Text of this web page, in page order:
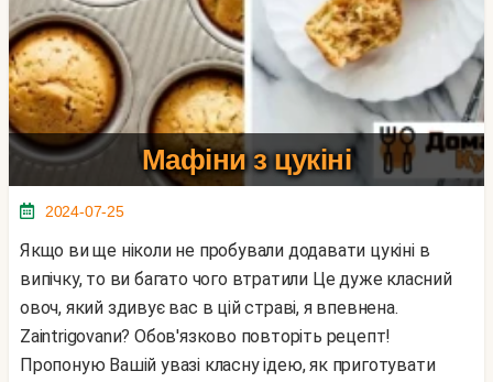
Мафіни з цукіні
2024-07-25
Якщо ви ще ніколи не пробували додавати цукіні в
випічку, то ви багато чого втратили Це дуже класний
овоч, який здивує вас в цій страві, я впевнена.
Zaintrigovanи? Обов'язково повторіть рецепт!
Пропоную Вашій увазі класну ідею, як приготувати